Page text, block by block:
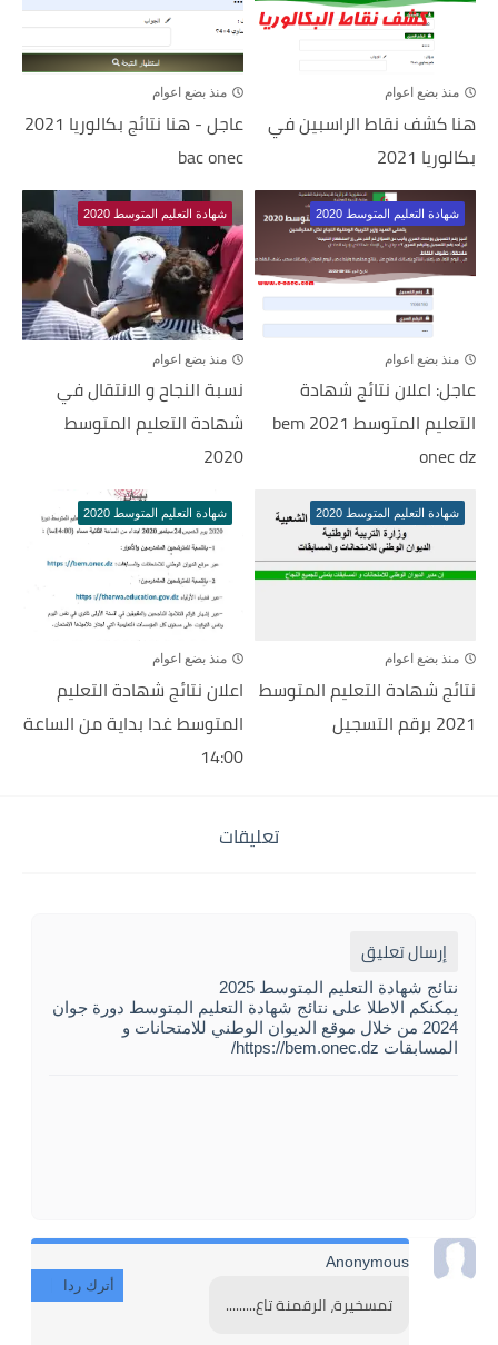
منذ بضع اعوام
هنا كشف نقاط الراسبين في
بكالوريا 2021
منذ بضع اعوام
عاجل - هنا نتائج بكالوريا 2021
bac onec
شهادة التعليم المتوسط 2020
منذ بضع اعوام
عاجل: اعلان نتائج شهادة
التعليم المتوسط 2021 bem
onec dz
شهادة التعليم المتوسط 2020
منذ بضع اعوام
نسبة النجاح و الانتقال في
شهادة التعليم المتوسط
2020
شهادة التعليم المتوسط 2020
منذ بضع اعوام
نتائج شهادة التعليم المتوسط
2021 برقم التسجيل
شهادة التعليم المتوسط 2020
منذ بضع اعوام
اعلان نتائج شهادة التعليم
المتوسط غدا بداية من الساعة
14:00
تعليقات
إرسال تعليق
نتائج شهادة التعليم المتوسط 2025
يمكنكم الاطلا على نتائج شهادة التعليم المتوسط دورة جوان
2024 من خلال موقع الديوان الوطني للامتحانات و
المسابقات https://bem.onec.dz/
Anonymous
تمسخيرة، الرقمنة تاع.........
أترك ردا